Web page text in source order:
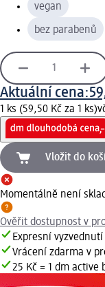
vegan
bez parabenů
Aktuální cena:
1 ks (59,50 Kč za 1 ks)
Vložit do
Momentálně není
Ověřit dostupnost v
Expresní
Vrácení zdarma v
25 Kč = 1 dm active